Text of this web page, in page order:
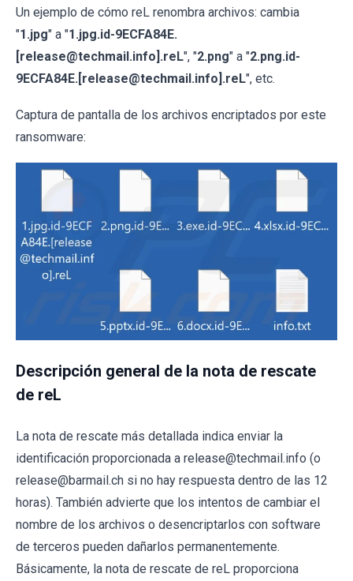
Un ejemplo de cómo reL renombra archivos: cambia
"1.jpg" a "1.jpg.id-9ECFA84E.
[release@techmail.info].reL", "2.png" a "2.png.id-
9ECFA84E.[release@techmail.info].reL", etc.
Captura de pantalla de los archivos encriptados por este
ransomware:
Descripción general de la nota de rescate
de reL
La nota de rescate más detallada indica enviar la
identificación proporcionada a release@techmail.info (o
release@barmail.ch si no hay respuesta dentro de las 12
horas). También advierte que los intentos de cambiar el
nombre de los archivos o desencriptarlos con software
de terceros pueden dañarlos permanentemente.
Básicamente, la nota de rescate de reL proporciona